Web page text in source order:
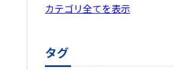
カテゴリ全てを表示
タグ